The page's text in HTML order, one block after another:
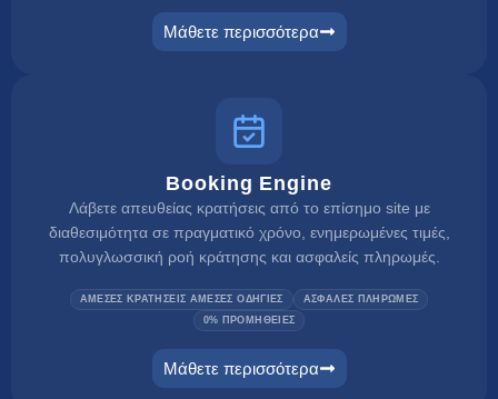
Μάθετε περισσότερα
ai integration
Booking Engine
Λάβετε απευθείας κρατήσεις από το επίσημο site με
διαθεσιμότητα σε πραγματικό χρόνο, ενημερωμένες τιμές,
πολυγλωσσική ροή κράτησης και ασφαλείς πληρωμές.
ΑΜΕΣΕΣ ΚΡΑΤΗΣΕΙΣ ΑΜΕΣΕΣ ΟΔΗΓΙΕΣ
ΑΣΦΑΛΕΣ ΠΛΗΡΩΜΕΣ
0% ΠΡΟΜΗΘΕΙΕΣ
Μάθετε περισσότερα
booking engine